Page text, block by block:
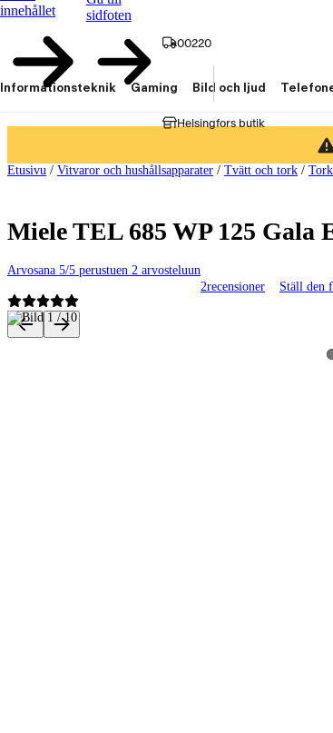
innehållet
sidfoten
00220
Helsingfors butik
Informationsteknik Gaming Bild och ljud
Etusivu / Vitvaror och hushållsapparater / Tvätt och tork /
Miele TEL 685 WP 125
Arvosana 5/5 perustuen 2 arvosteluun
2recensioner Ställ den
Produktbilder och videor